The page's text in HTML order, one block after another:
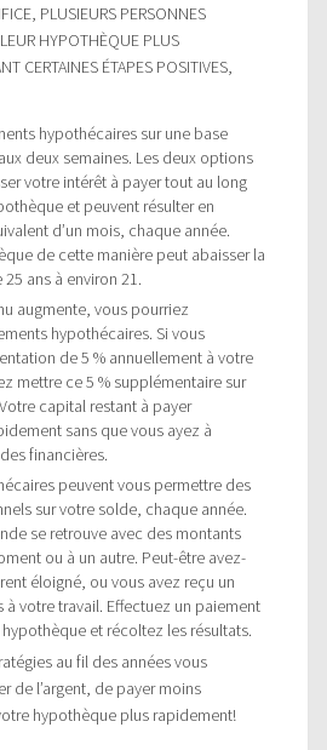
PLUSIEURS PERSONNES
HYPOTHÈQUE PLUS
CERTAINES ÉTAPES POSITIVES,
hypothécaires sur une base
deux semaines. Les deux options
votre intérêt à payer tout au long
et peuvent résulter en
d’un mois, chaque année.
de cette manière peut abaisser la
ans à environ 21.
augmente, vous pourriez
hypothécaires. Si vous
de 5 % annuellement à votre
mettre ce 5 % supplémentaire sur
capital restant à payer
sans que vous ayez à
financières.
peuvent vous permettre des
sur votre solde, chaque année.
se retrouve avec des montants
ou à un autre. Peut-être avez-
éloigné, ou vous avez reçu un
à votre travail. Effectuez un paiement
et récoltez les résultats.
au fil des années vous
de l’argent, de payer moins
hypothèque plus rapidement!